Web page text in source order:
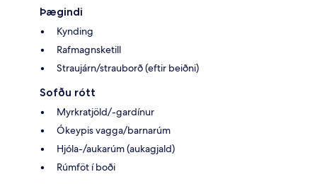
Þægindi
Kynding
Rafmagnsketill
Straujárn/strauborð (eftir beiðni)
Sofðu rótt
Myrkratjöld/-gardínur
Ókeypis vagga/barnarúm
Hjóla-/aukarúm (aukagjald)
Rúmföt í boði